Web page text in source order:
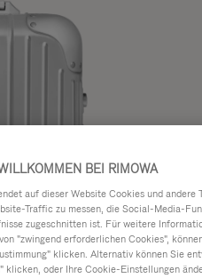
BEI RIMOWA
auf dieser Website Cookies und
Traffic zu messen, die Social-Media-
zugeschnitten ist. Für weitere
"zwingend erforderlichen Cookies",
klicken. Alternativ können Sie
klicken, oder Ihre Cookie-Einstellungen